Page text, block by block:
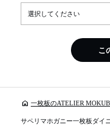
こ
home 一枚板のATELIER
サペリマホガニー一枚板ダイ